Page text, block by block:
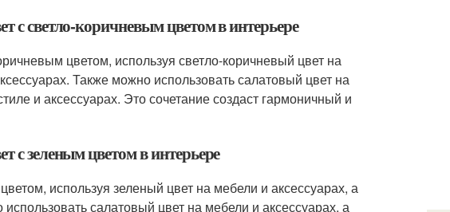
с светло-коричневым цветом в интерьере
цветом, используя светло-коричневый цвет на
Также можно использовать салатовый цвет на
и аксессуарах. Это сочетание создаст гармоничный и
с зеленым цветом в интерьере
используя зеленый цвет на мебели и аксессуарах, а
салатовый цвет на мебели и аксессуарах, а